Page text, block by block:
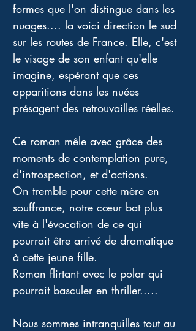
formes que l'on distingue dans les
nuages.... la voici direction le sud
sur les routes de France. Elle, c'est
le visage de son enfant qu'elle
imagine, espérant que ces
apparitions dans les nuées
présagent des retrouvailles réelles.
Ce roman mêle avec grâce des
moments de contemplation pure,
d'introspection, et d'actions.
On tremble pour cette mère en
souffrance, notre cœur bat plus
vite à l'évocation de ce qui
pourrait être arrivé de dramatique
à cette jeune fille.
Roman flirtant avec le polar qui
pourrait basculer en thriller.....
Nous sommes intranquilles tout au